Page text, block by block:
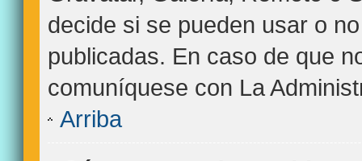
decide si se pueden usar o
publicadas. En caso de que
comuníquese con La
Arriba